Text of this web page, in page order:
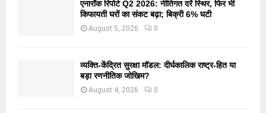
एनारॉक रिपोर्ट Q2 2026: नीतिगत दरें स्थिर, फिर भी
किफायती घरों का संकट बढ़ा; बिक्री 6% घटी
August 5, 2026 0
व्यक्ति-केंद्रित सुरक्षा मॉडल: दीर्घकालिक राष्ट्र-हित या
बड़ा रणनीतिक जोखिम?
August 4, 2026 0